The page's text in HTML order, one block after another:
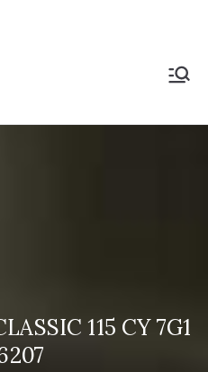
115 CY 7G1